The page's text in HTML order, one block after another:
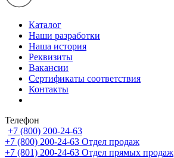
Каталог
Наши разработки
Наша история
Реквизиты
Вакансии
Сертификаты соответствия
Контакты
Телефон
+7 (800) 200-24-63
+7 (800) 200-24-63 Отдел продаж
+7 (801) 200-24-63 Отдел прямых продаж